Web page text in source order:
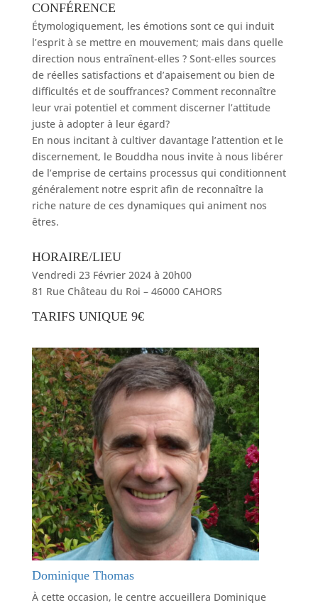
CONFÉRENCE
Étymologiquement, les émotions sont ce qui induit
l’esprit à se mettre en mouvement; mais dans quelle
direction nous entraînent-elles ? Sont-elles sources
de réelles satisfactions et d’apaisement ou bien de
difficultés et de souffrances? Comment reconnaître
leur vrai potentiel et comment discerner l’attitude
juste à adopter à leur égard?
En nous incitant à cultiver davantage l’attention et le
discernement, le Bouddha nous invite à nous libérer
de l’emprise de certains processus qui conditionnent
généralement notre esprit afin de reconnaître la
riche nature de ces dynamiques qui animent nos
êtres.
HORAIRE/LIEU
Vendredi 23 Février 2024 à 20h00
81 Rue Château du Roi – 46000 CAHORS
TARIFS UNIQUE 9€
Dominique Thomas
À cette occasion, le centre accueillera Dominique